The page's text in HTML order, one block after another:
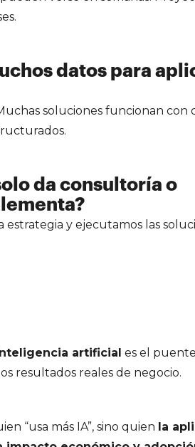
datos para
soluciones funcionan con
da consultoría o
estrategia y ejecutamos las
artificial es el
resultados reales de negocio.
“usa más IA”, sino quien la